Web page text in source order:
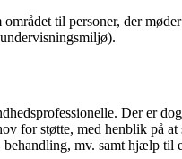
til personer, der
Der er
for støtte, med henblik
mv. samt hjælp